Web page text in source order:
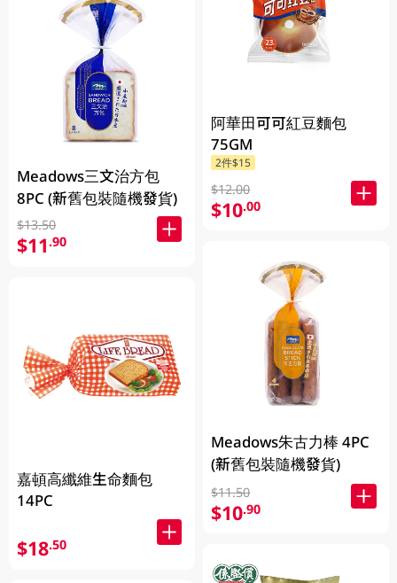
Meadows三文治方包
8PC (新舊包裝隨機發貨)
$13.50
$11.90
嘉頓高纖維生命麵包
14PC
$18.50
阿華田可可紅豆麵包
75GM
2件$15
$12.00
$10.00
Meadows朱古力棒 4PC
(新舊包裝隨機發貨)
$11.50
$10.90